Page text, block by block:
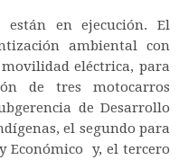
en ejecución. El
ambiental con
eléctrica, para
de tres motocarros
de Desarrollo
el segundo para
Económico y, el tercero